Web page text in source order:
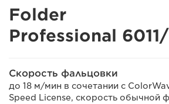
Folder
Professional
Скорость фальцовки
до 18 м/мин в сочетании с
Speed License, скорость обычной